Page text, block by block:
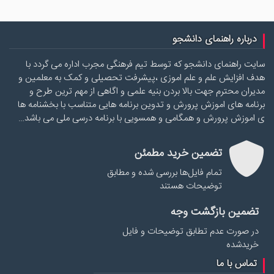
درباره راهنمای دانشجو
سایت راهنمای دانشجو که توسط تیم فرهنگی مجرب اداره می گردد با
هدف افزایش علم و علم اموزی ،پیشرفت تحصیلی و کمک به معلمین و
مدیران محترم جهت بالا بردن بنیه علمی و اگاهی از مهم ترین طرح و
برنامه های اموزش پرورش و تدوین برنامه هایی متناسب با بخشنامه ها
ی اموزش پرورش و همگامی و همسویی با برنامه درسی ملی می باشد…
تضمین خرید مطمئن
تمام فایل‌ها بررسی شده و مطابق
توضیحات هستند
تضمین بازگشت وجه
در صورت عدم تطابق توضیحات و فایل
خریدشده
تماس با ما